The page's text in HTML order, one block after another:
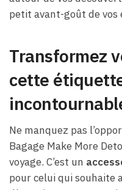
petit avant-goût de vos
Transformez
cette
Ne manquez pas
Bagage Make More
voyage. C’est un
pour celui qui souhaite